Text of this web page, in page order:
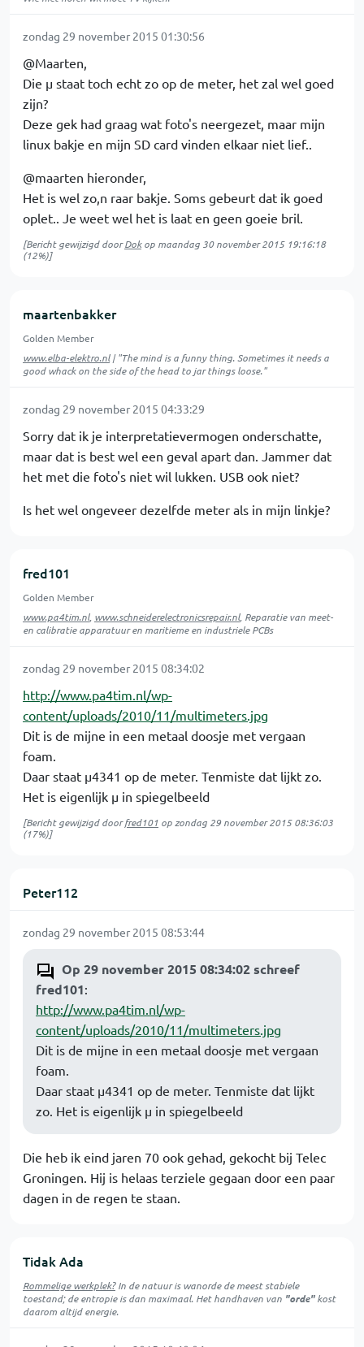
zondag 29 november 2015 01:30:56
@Maarten,
Die µ staat toch echt zo op de meter, het zal wel goed
zijn?
Deze gek had graag wat foto's neergezet, maar mijn
linux bakje en mijn SD card vinden elkaar niet lief..
@maarten hieronder,
Het is wel zo,n raar bakje. Soms gebeurt dat ik goed
oplet.. Je weet wel het is laat en geen goeie bril.
[Bericht gewijzigd doorDokop maandag 30 november 2015 19:16:18
(12%)]
maartenbakker
Golden Member
www.elba-elektro.nl| "The mind is a funny thing. Sometimes it needs a
good whack on the side of the head to jar things loose."
zondag 29 november 2015 04:33:29
Sorry dat ik je interpretatievermogen onderschatte,
maar dat is best wel een geval apart dan. Jammer dat
het met die foto's niet wil lukken. USB ook niet?
Is het wel ongeveer dezelfde meter als in mijn linkje?
fred101
Golden Member
www.pa4tim.nl, www.schneiderelectronicsrepair.nl, Reparatie van meet-
en calibratie apparatuur en maritieme en industriele PCBs
zondag 29 november 2015 08:34:02
http://www.pa4tim.nl/wp-
content/uploads/2010/11/multimeters.jpg
Dit is de mijne in een metaal doosje met vergaan
foam.
Daar staat µ4341 op de meter. Tenmiste dat lijkt zo.
Het is eigenlijk µ in spiegelbeeld
[Bericht gewijzigd doorfred101 op zondag 29 november 2015 08:36:03
(17%)]
Peter112
zondag 29 november 2015 08:53:44
Op 29 november 2015 08:34:02 schreef
fred101:
http://www.pa4tim.nl/wp-
content/uploads/2010/11/multimeters.jpg
Dit is de mijne in een metaal doosje met vergaan
foam.
Daar staat µ4341 op de meter. Tenmiste dat lijkt
zo. Het is eigenlijk µ in spiegelbeeld
Die heb ik eind jaren 70 ook gehad, gekocht bij Telec
Groningen. Hij is helaas terziele gegaan door een paar
dagen in de regen te staan.
Tidak Ada
Rommelige werkplek?In de natuur iswanordede meest stabiele
toestand; de entropie is dan maximaal. Het handhaven van "orde"kost
daarom altijd energie.